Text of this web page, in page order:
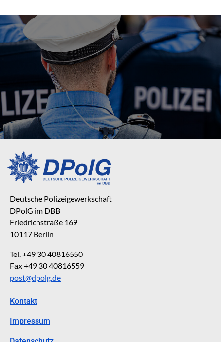
Deutsche Polizeigewerkschaft
DPolG im DBB
Friedrichstraße 169
10117 Berlin
Tel. +49 30 40816550
Fax +49 30 40816559
post@dpolg.de
Kontakt
Impressum